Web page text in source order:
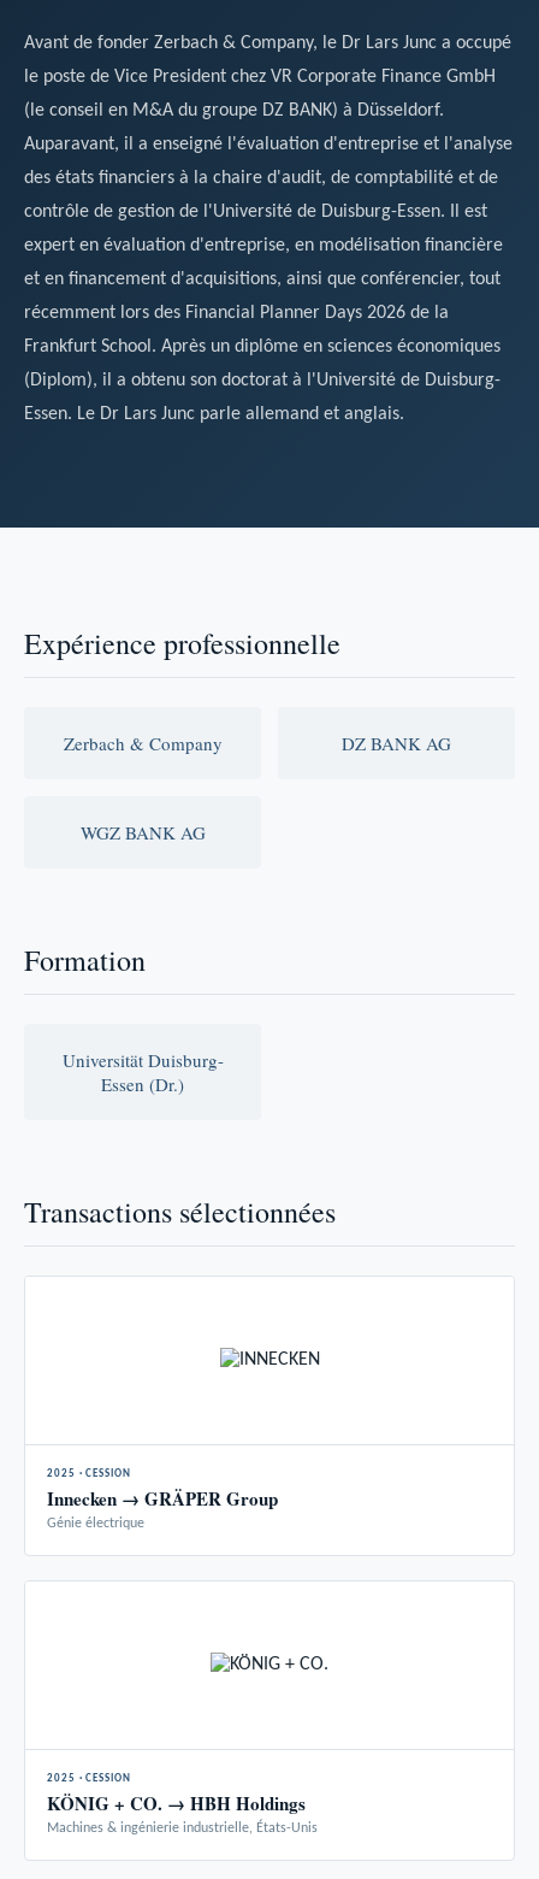
Avant de fonder Zerbach & Company, le Dr Lars Junc a occupé
le poste de Vice President chez VR Corporate Finance GmbH
(le conseil en M&A du groupe DZ BANK) à Düsseldorf.
Auparavant, il a enseigné l'évaluation d'entreprise et l'analyse
des états financiers à la chaire d'audit, de comptabilité et de
contrôle de gestion de l'Université de Duisburg-Essen. Il est
expert en évaluation d'entreprise, en modélisation financière
et en financement d'acquisitions, ainsi que conférencier, tout
récemment lors des Financial Planner Days 2026 de la
Frankfurt School. Après un diplôme en sciences économiques
(Diplom), il a obtenu son doctorat à l'Université de Duisburg-
Essen. Le Dr Lars Junc parle allemand et anglais.
Expérience professionnelle
Zerbach & Company DZ BANK AG
WGZ BANK AG
Formation
Universität Duisburg-
Essen (Dr.)
Transactions sélectionnées
2025 · CESSION
Innecken → GRÄPER Group
Génie électrique
2025 · CESSION
KÖNIG + CO. → HBH Holdings
Machines & ingénierie industrielle, États-Unis